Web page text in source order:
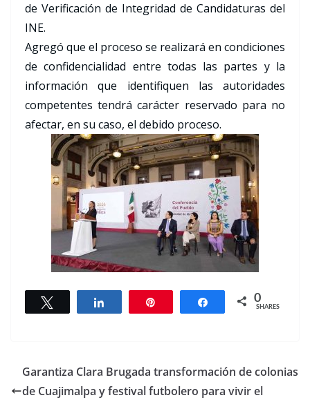
de Verificación de Integridad de Candidaturas del
INE.
Agregó que el proceso se realizará en condiciones
de confidencialidad entre todas las partes y la
información que identifiquen las autoridades
competentes tendrá carácter reservado para no
afectar, en su caso, el debido proceso.
Share 0
SHARES
Garantiza Clara Brugada transformación de colonias
de Cuajimalpa y festival futbolero para vivir el